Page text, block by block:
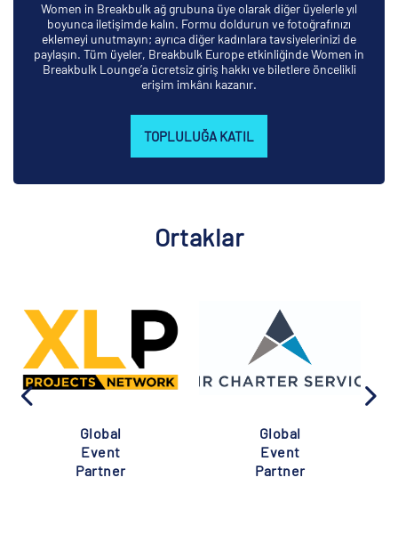
Women in Breakbulk ağ grubuna üye olarak diğer üyelerle yıl
boyunca iletişimde kalın. Formu doldurun ve fotoğrafınızı
eklemeyi unutmayın; ayrıca diğer kadınlara tavsiyelerinizi de
paylaşın. Tüm üyeler, Breakbulk Europe etkinliğinde Women in
Breakbulk Lounge’a ücretsiz giriş hakkı ve biletlere öncelikli
erişim imkânı kazanır.
TOPLULUĞA KATIL
Ortaklar
Global
Event
Partner
Global
Event
Partner